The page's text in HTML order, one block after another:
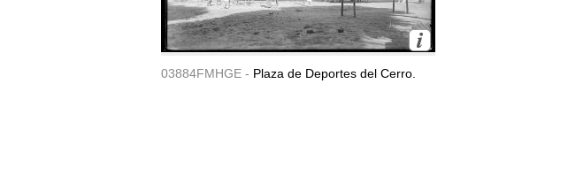
03884FMHGE - Plaza de Deportes del Cerro.